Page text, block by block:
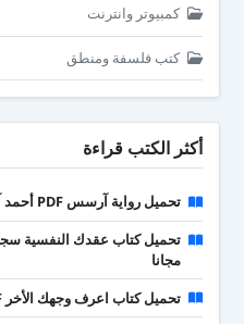
كمبيوتر وانترنت
كتب فلسفة ومنطق
أكثر الكتب قراءة
تحميل رواية آرسس PDF أحمد آل حمدان
مجانا
تحميل كتاب اعرف وجهك الأخر PDF يوسف الحسني